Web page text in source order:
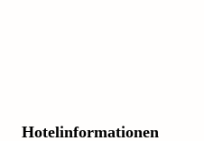
Hotelinformationen